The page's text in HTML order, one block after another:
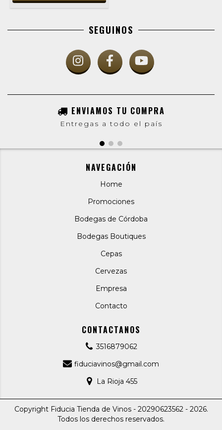
SEGUINOS
ENVIAMOS TU COMPRA
Entregas a todo el país
NAVEGACIÓN
Home
Promociones
Bodegas de Córdoba
Bodegas Boutiques
Cepas
Cervezas
Empresa
Contacto
CONTACTANOS
3516879062
fiduciavinos@gmail.com
La Rioja 455
Copyright Fiducia Tienda de Vinos - 20290623562 - 2026.
Todos los derechos reservados.